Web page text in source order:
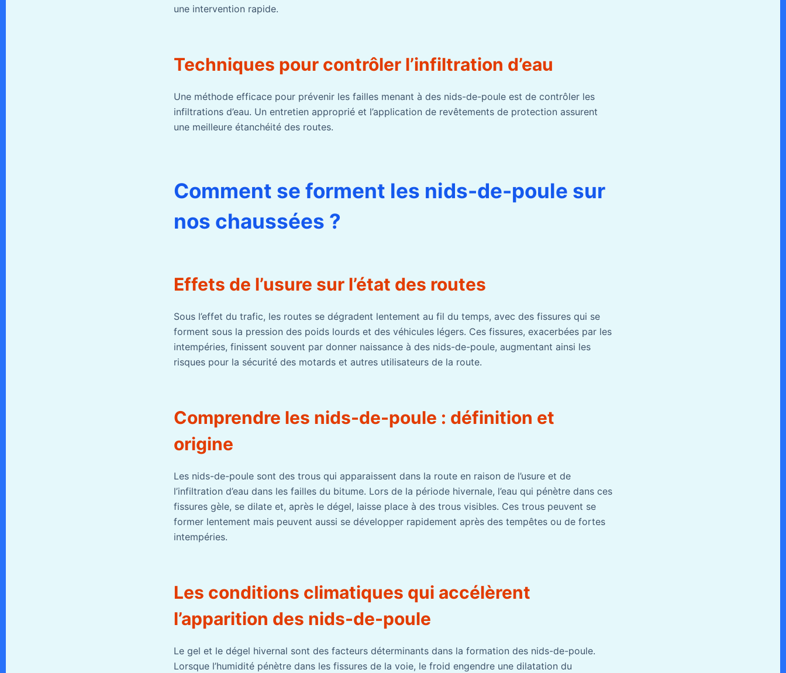
une intervention rapide.
Techniques pour contrôler l’infiltration d’eau
Une méthode efficace pour prévenir les failles menant à des nids-de-poule est de contrôler les
infiltrations d’eau. Un entretien approprié et l’application de revêtements de protection assurent
une meilleure étanchéité des routes.
Comment se forment les nids-de-poule sur
nos chaussées ?
Effets de l’usure sur l’état des routes
Sous l’effet du trafic, les routes se dégradent lentement au fil du temps, avec des fissures qui se
forment sous la pression des poids lourds et des véhicules légers. Ces fissures, exacerbées par les
intempéries, finissent souvent par donner naissance à des nids-de-poule, augmentant ainsi les
risques pour la sécurité des motards et autres utilisateurs de la route.
Comprendre les nids-de-poule : définition et
origine
Les nids-de-poule sont des trous qui apparaissent dans la route en raison de l’usure et de
l’infiltration d’eau dans les failles du bitume. Lors de la période hivernale, l’eau qui pénètre dans ces
fissures gèle, se dilate et, après le dégel, laisse place à des trous visibles. Ces trous peuvent se
former lentement mais peuvent aussi se développer rapidement après des tempêtes ou de fortes
intempéries.
Les conditions climatiques qui accélèrent
l’apparition des nids-de-poule
Le gel et le dégel hivernal sont des facteurs déterminants dans la formation des nids-de-poule.
Lorsque l’humidité pénètre dans les fissures de la voie, le froid engendre une dilatation du